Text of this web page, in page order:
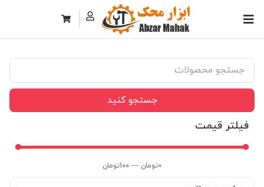
جستجو کنید
فیلتر قیمت
0تومان —
100تومان